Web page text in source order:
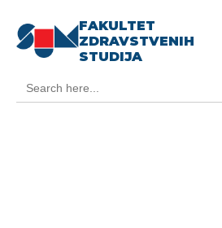
FAKULTET
ZDRAVSTVENIH
STUDIJA
for: